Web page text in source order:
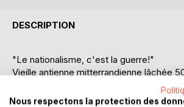
DESCRIPTION
"Le nationalisme, c'est la guerre!"
Vieille antienne mitterrandienne lâchée
de la Seconde Guerre Mondiale et
France, d'un Monde blasés par les
Nous respectons la protection des